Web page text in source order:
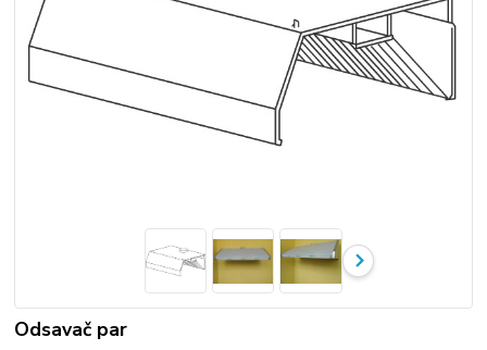
Odsavač par